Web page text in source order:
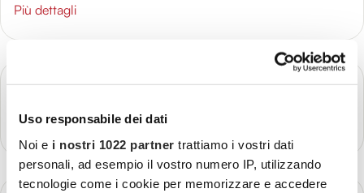
Uso responsabile dei dati
Noi e i nostri 1022 partner trattiamo i vostri dati
personali, ad esempio il vostro numero IP, utilizzando
tecnologie come i cookie per memorizzare e accedere
Più dettagli
Arrivo a Shanghai
Più dettagli